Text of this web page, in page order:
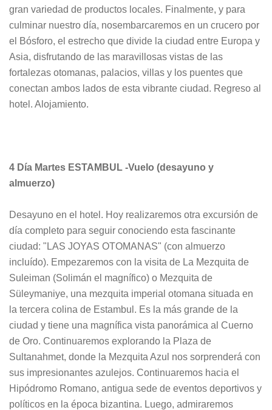
gran variedad de productos locales. Finalmente, y para
culminar nuestro día, nosembarcaremos en un crucero por
el Bósforo, el estrecho que divide la ciudad entre Europa y
Asia, disfrutando de las maravillosas vistas de las
fortalezas otomanas, palacios, villas y los puentes que
conectan ambos lados de esta vibrante ciudad. Regreso al
hotel. Alojamiento.
4 Día Martes ESTAMBUL -Vuelo (desayuno y
almuerzo)
Desayuno en el hotel. Hoy realizaremos otra excursión de
día completo para seguir conociendo esta fascinante
ciudad: "LAS JOYAS OTOMANAS" (con almuerzo
incluído). Empezaremos con la visita de La Mezquita de
Suleiman (Solimán el magnífico) o Mezquita de
Süleymaniye, una mezquita imperial otomana situada en
la tercera colina de Estambul. Es la más grande de la
ciudad y tiene una magnífica vista panorámica al Cuerno
de Oro. Continuaremos explorando la Plaza de
Sultanahmet, donde la Mezquita Azul nos sorprenderá con
sus impresionantes azulejos. Continuaremos hacia el
Hipódromo Romano, antigua sede de eventos deportivos y
políticos en la época bizantina. Luego, admiraremos